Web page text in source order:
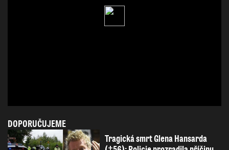
DOPORUČUJEME
Tragická smrt Glena Hansarda